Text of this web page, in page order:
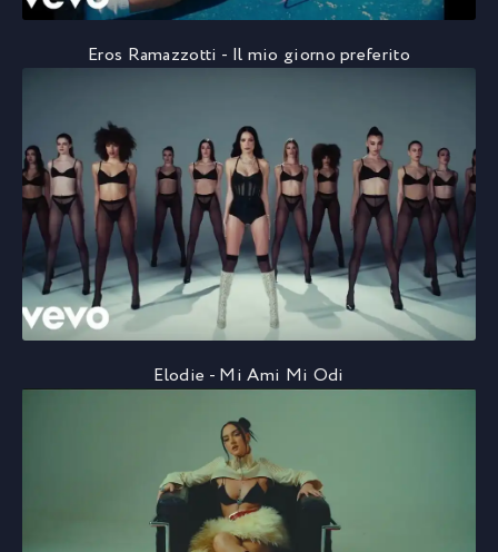
Eros Ramazzotti - Il mio giorno preferito
Elodie - Mi Ami Mi Odi